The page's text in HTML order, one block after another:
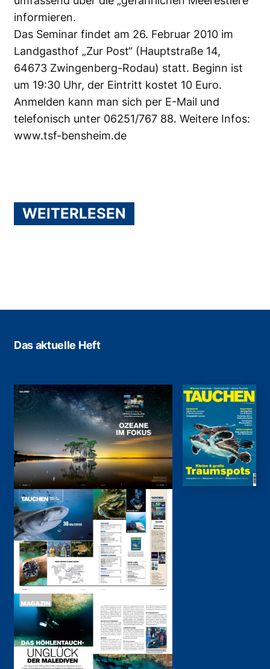
informieren.
Das Seminar findet am 26. Februar 2010 im
Landgasthof „Zur Post“ (Hauptstraße 14,
64673 Zwingenberg-Rodau) statt. Beginn ist
um 19:30 Uhr, der Eintritt kostet 10 Euro.
Anmelden kann man sich per E-Mail und
telefonisch unter 06251/767 88. Weitere Infos:
www.tsf-bensheim.de
WEITERLESEN
Das aktuelle Heft